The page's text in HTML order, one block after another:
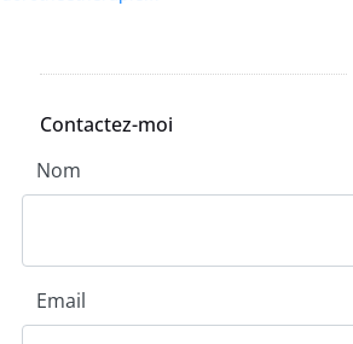
Contactez-moi
Nom
Email